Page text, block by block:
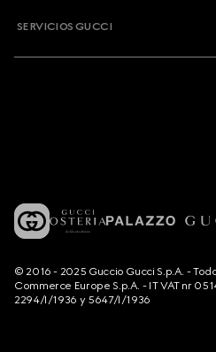
SERVICIOS GUCCI
© 2016 - 2025 Guccio Gucci S.p.A. -
Commerce Europe S.p.A. - IT VAT nr
2294/I/1936 y 5647/I/1936